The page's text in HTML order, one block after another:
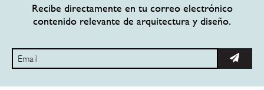
Recibe directamente en tu correo electrónico
contenido relevante de arquitectura y diseño.